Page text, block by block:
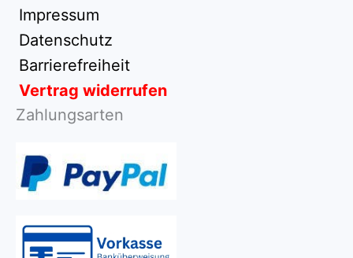
Impressum
Datenschutz
Barrierefreiheit
Vertrag widerrufen
Zahlungsarten